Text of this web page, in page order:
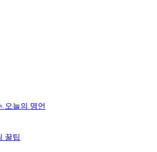
오늘의 명언
꿀팁